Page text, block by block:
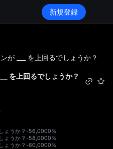
新規登録
が ___ を上回るでしょうか？
を上回るでしょうか？
ょうか？-56,0000%
ょうか？-58,0000%
ょうか？-60,0000%